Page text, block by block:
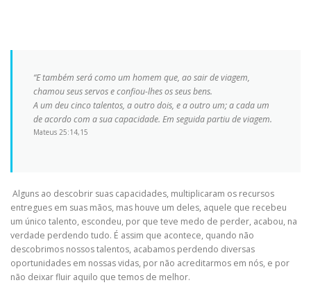
“E também será como um homem que, ao sair de viagem,
chamou seus servos e confiou-lhes os seus bens.
A um deu cinco talentos, a outro dois, e a outro um; a cada um
de acordo com a sua capacidade. Em seguida partiu de viagem.
Mateus 25:14,15
Alguns ao descobrir suas capacidades, multiplicaram os recursos
entregues em suas mãos, mas houve um deles, aquele que recebeu
um único talento, escondeu, por que teve medo de perder, acabou, na
verdade perdendo tudo. É assim que acontece, quando não
descobrimos nossos talentos, acabamos perdendo diversas
oportunidades em nossas vidas, por não acreditarmos em nós, e por
não deixar fluir aquilo que temos de melhor.